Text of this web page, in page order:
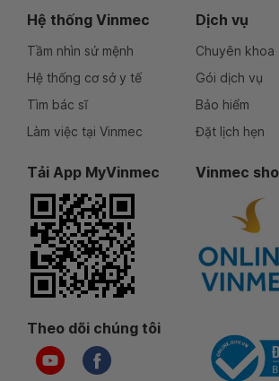
Hệ thống Vinmec
Tầm nhìn sứ mệnh
Hệ thống cơ sở y tế
Tìm bác sĩ
Làm việc tại Vinmec
Dịch vụ
Chuyên khoa
Gói dịch vụ
Bảo hiểm
Đặt lịch hẹn
Tải App MyVinmec Vinmec
Theo dõi chúng tôi